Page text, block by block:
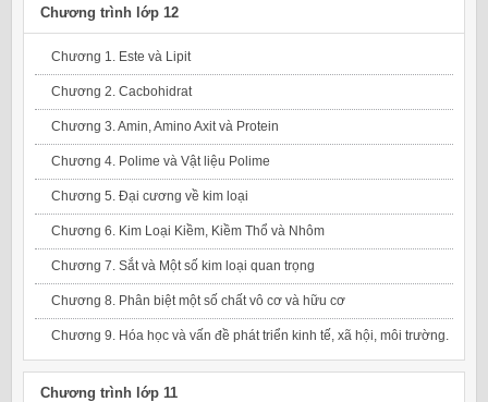
Chương trình lớp 12
Chương 1. Este và Lipit
Chương 2. Cacbohidrat
Chương 3. Amin, Amino Axit và Protein
Chương 4. Polime và Vật liệu Polime
Chương 5. Đại cương về kim loại
Chương 6. Kim Loại Kiềm, Kiềm Thổ và Nhôm
Chương 7. Sắt và Một số kim loại quan trọng
Chương 8. Phân biệt một số chất vô cơ và hữu cơ
Chương 9. Hóa học và vấn đề phát triển kinh tế, xã hội, môi trường.
Chương trình lớp 11